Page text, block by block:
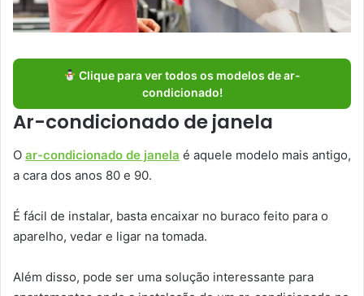
Clique para ver todos os modelos de ar-
condicionado!
Ar-condicionado de janela
O ar-condicionado de janela é aquele modelo mais antigo,
a cara dos anos 80 e 90.
É fácil de instalar, basta encaixar no buraco feito para o
aparelho, vedar e ligar na tomada.
Além disso, pode ser uma solução interessante para